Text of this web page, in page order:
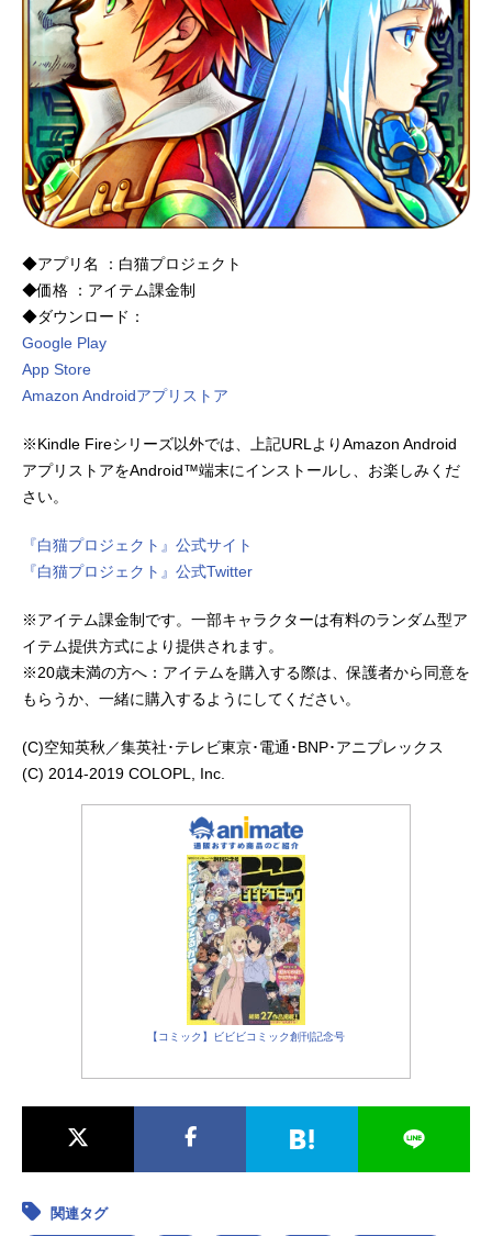
◆アプリ名 ：白猫プロジェクト
◆価格 ：アイテム課金制
◆ダウンロード：
Google Play
App Store
Amazon Androidアプリストア
※Kindle Fireシリーズ以外では、上記URLよりAmazon Android
アプリストアをAndroid™端末にインストールし、お楽しみくだ
さい。
『白猫プロジェクト』公式サイト
『白猫プロジェクト』公式Twitter
※アイテム課金制です。一部キャラクターは有料のランダム型ア
イテム提供方式により提供されます。
※20歳未満の方へ：アイテムを購入する際は、保護者から同意を
もらうか、一緒に購入するようにしてください。
(C)空知英秋／集英社･テレビ東京･電通･BNP･アニプレックス
(C) 2014-2019 COLOPL, Inc.
【コミック】ビビビコミック創刊記念号
関連タグ